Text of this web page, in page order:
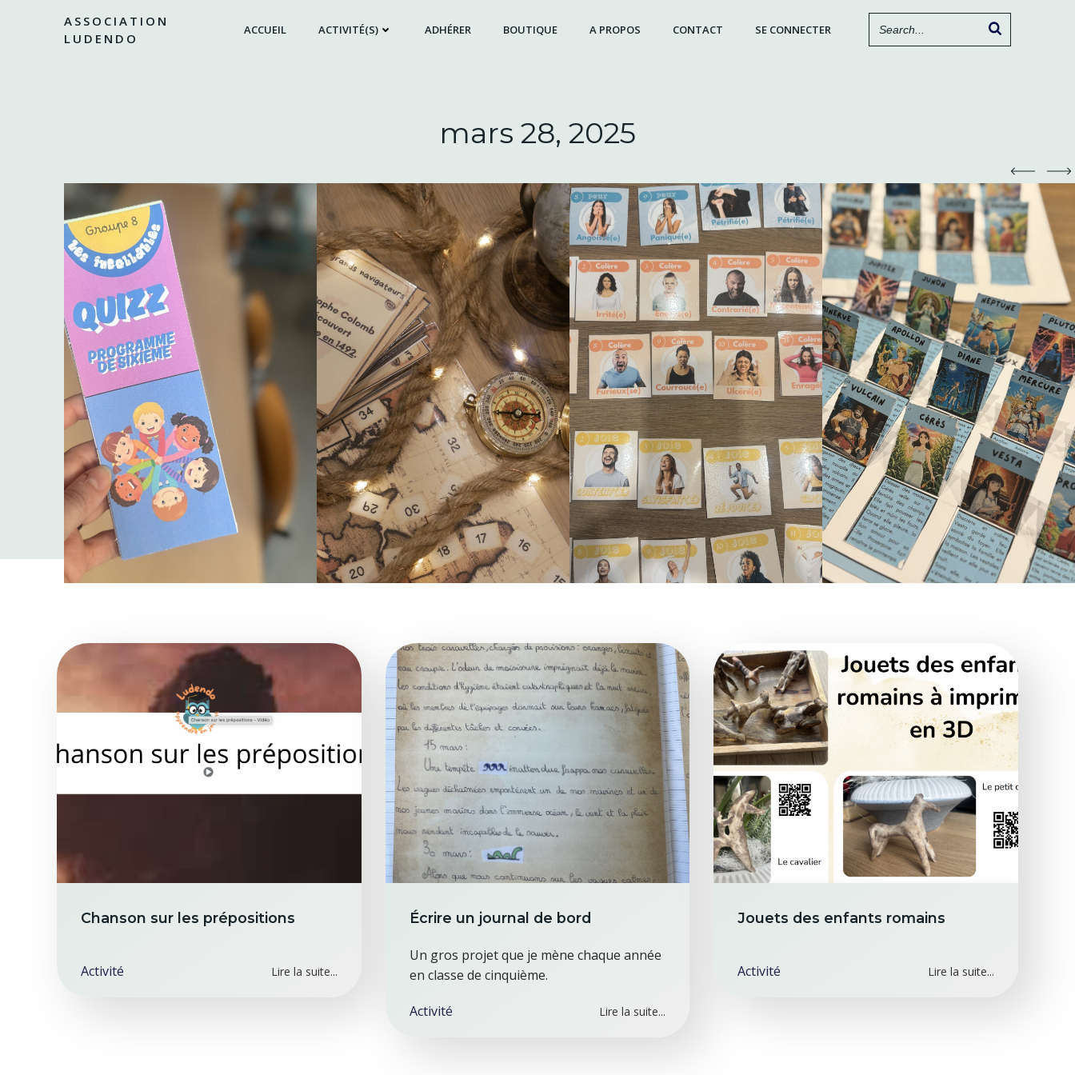
ASSOCIATION
LUDENDO
ACCUEIL ACTIVITÉ(S) ADHÉRER BOUTIQUE A PROPOS CONTACT SE CONNECTER
mars 28, 2025
Chanson sur les prépositions
Activité Lire la suite...
Écrire un journal de bord
Un gros projet que je mène chaque année
en classe de cinquième.
Activité Lire la suite...
Jouets des enfants romains
Activité Lire la suite...